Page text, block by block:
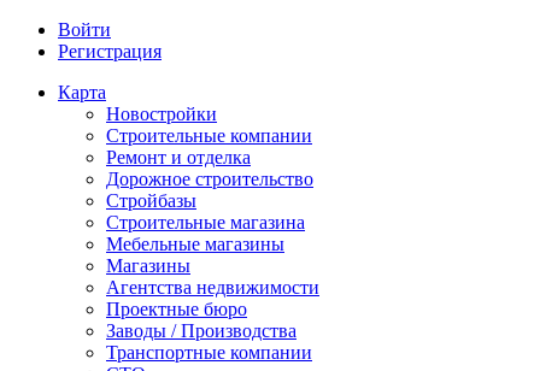
Войти
Регистрация
Карта
Новостройки
Строительные компании
Ремонт и отделка
Дорожное строительство
Стройбазы
Строительные магазина
Мебельные магазины
Магазины
Агентства недвижимости
Проектные бюро
Заводы / Производства
Транспортные компании